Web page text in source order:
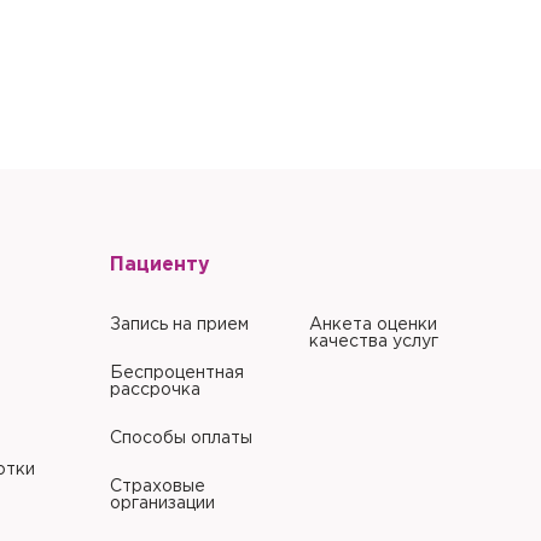
Пациенту
Запись на прием
Беспроцентная
рассрочка
Способы оплаты
Страховые
организации
Анкета оценки
качества услуг